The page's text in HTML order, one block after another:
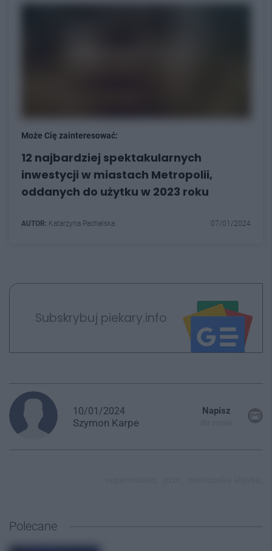
Może Cię zainteresować:
12 najbardziej spektakularnych
inwestycji w miastach Metropolii,
oddanych do użytku w 2023 roku
AUTOR: Katarzyna Pachelska 07/01/2024
Subskrybuj piekary.info
10/01/2024
Szymon Karpe
Napisz
Polecane